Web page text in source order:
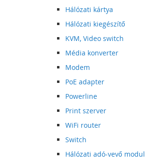
Hálózati kártya
Hálózati kiegészítő
KVM, Video switch
Média konverter
Modem
PoE adapter
Powerline
Print szerver
WiFi router
Switch
Hálózati adó-vevő modul